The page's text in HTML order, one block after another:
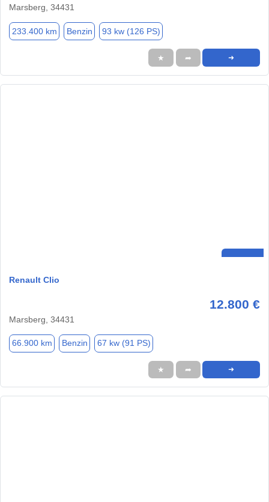
Marsberg, 34431
233.400 km Benzin 93 kw (126 PS)
★ ➦ ➜
Renault Clio
12.800 €
Marsberg, 34431
66.900 km Benzin 67 kw (91 PS)
★ ➦ ➜